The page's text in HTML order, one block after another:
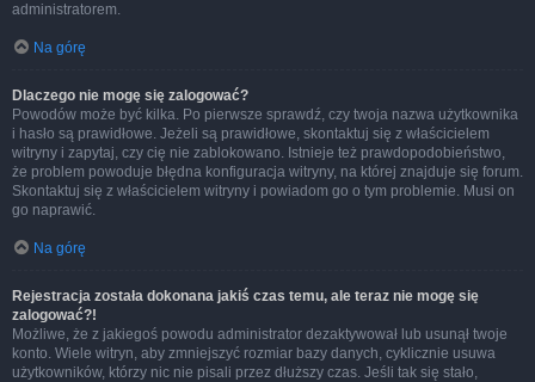
administratorem.
Na górę
Dlaczego nie mogę się zalogować?
Powodów może być kilka. Po pierwsze sprawdź, czy twoja nazwa użytkownika
i hasło są prawidłowe. Jeżeli są prawidłowe, skontaktuj się z właścicielem
witryny i zapytaj, czy cię nie zablokowano. Istnieje też prawdopodobieństwo,
że problem powoduje błędna konfiguracja witryny, na której znajduje się forum.
Skontaktuj się z właścicielem witryny i powiadom go o tym problemie. Musi on
go naprawić.
Na górę
Rejestracja została dokonana jakiś czas temu, ale teraz nie mogę się
zalogować?!
Możliwe, że z jakiegoś powodu administrator dezaktywował lub usunął twoje
konto. Wiele witryn, aby zmniejszyć rozmiar bazy danych, cyklicznie usuwa
użytkowników, którzy nic nie pisali przez dłuższy czas. Jeśli tak się stało,